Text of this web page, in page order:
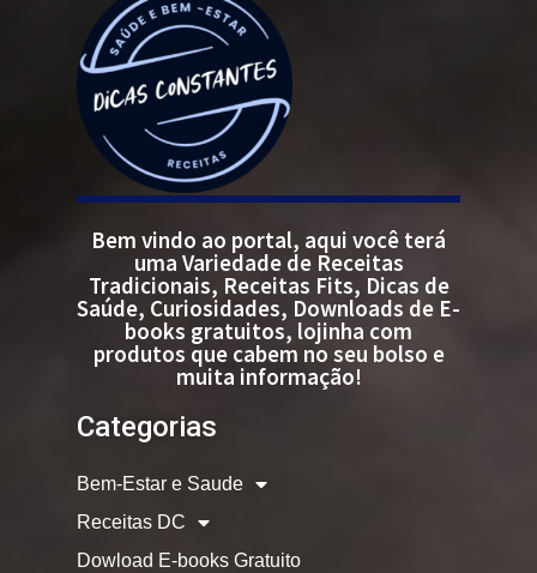
Bem vindo ao portal, aqui você terá
uma Variedade de Receitas
Tradicionais, Receitas Fits, Dicas de
Saúde, Curiosidades, Downloads de E-
books gratuitos, lojinha com
produtos que cabem no seu bolso e
muita informação!
Categorias
Bem-Estar e Saude
Receitas DC
Dowload E-books Gratuito